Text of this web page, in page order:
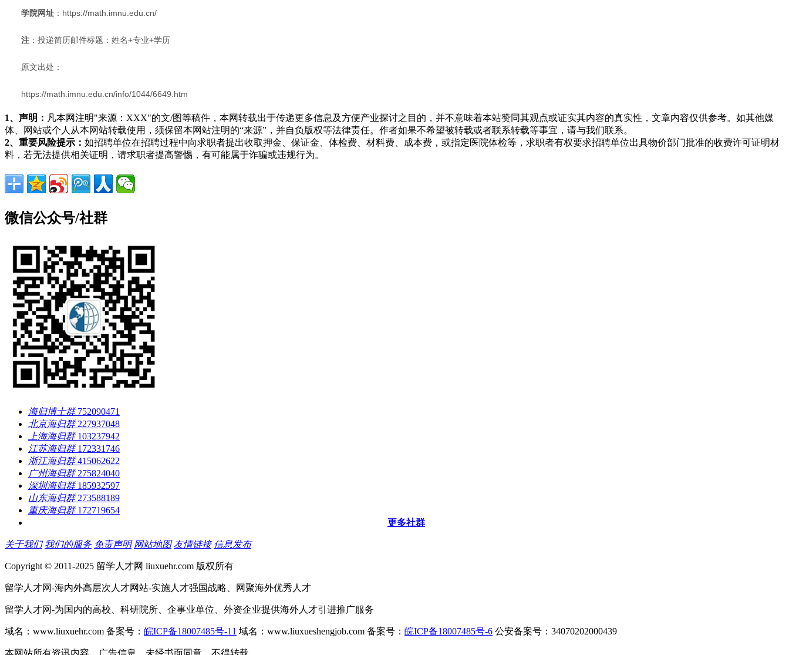
学院网址 ：https://math.imnu.edu.cn/
注 ：投递简历邮件标题：姓名+专业+学历
原文出处：
https://math.imnu.edu.cn/info/1044/6649.htm
1、声明： 凡本网注明"来源：XXX"的文/图等稿件，本网转载出于传递更多信息及方便产业探讨之目的，并不意味着本站赞同其观点或证实其内容的真实性，文章内容仅供参考。如其他媒
体、网站或个人从本网站转载使用，须保留本网站注明的“来源”，并自负版权等法律责任。作者如果不希望被转载或者联系转载等事宜，请与我们联系。
2、重要风险提示： 如招聘单位在招聘过程中向求职者提出收取押金、保证金、体检费、材料费、成本费，或指定医院体检等，求职者有权要求招聘单位出具物价部门批准的收费许可证明材
料，若无法提供相关证明，请求职者提高警惕，有可能属于诈骗或违规行为。
微信公众号/社群
海归博士群 752090471
北京海归群 227937048
上海海归群 103237942
江苏海归群 172331746
浙江海归群 415062622
广州海归群 275824040
深圳海归群 185932597
山东海归群 273588189
重庆海归群 172719654
更多社群
关于我们 我们的服务 免责声明 网站地图 友情链接 信息发布
Copyright © 2011-2025 留学人才网 liuxuehr.com 版权所有
留学人才网-海内外高层次人才网站-实施人才强国战略、网聚海外优秀人才
留学人才网-为国内的高校、科研院所、企事业单位、外资企业提供海外人才引进推广服务
域名：www.liuxuehr.com 备案号： 皖ICP备18007485号-11 域名：www.liuxueshengjob.com 备案号： 皖ICP备18007485号-6 公安备案号：34070202000439
本网站所有资讯内容、广告信息，未经书面同意，不得转载。